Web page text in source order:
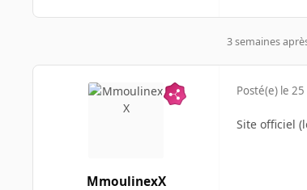
3 semaines
MmoulinexX
Posté(e) le
Site officiel